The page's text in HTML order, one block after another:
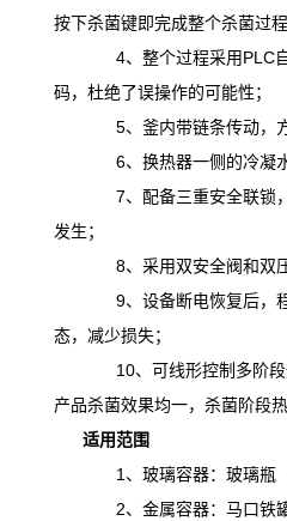
按下杀菌键即完成整个杀菌过程
4、整个过程采用PLC自
码，杜绝了误操作的可能性；
5、釜内带链条传动，方
6、换热器一侧的冷凝水
7、配备三重安全联锁
发生；
8、采用双安全阀和双压
9、设备断电恢复后，
态，减少损失；
10、可线形控制多阶段
产品杀菌效果均一，杀菌阶段
适用范围
1、玻璃容器：玻璃瓶（
2、金属容器：马口铁